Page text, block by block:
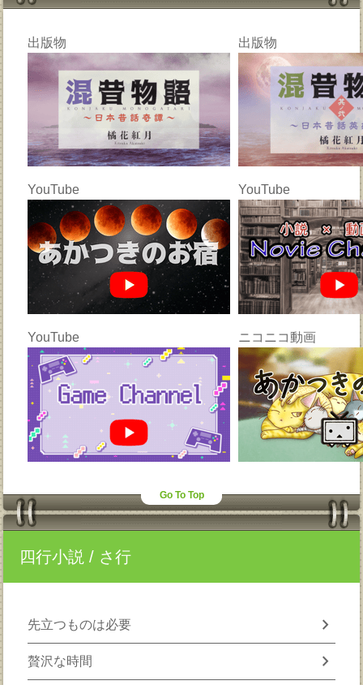
出版物 出版物
YouTube YouTube
YouTube ニコニコ動画
Go To Top
四行小説 / さ行
先立つものは必要 chevron_right
贅沢な時間 chevron_right